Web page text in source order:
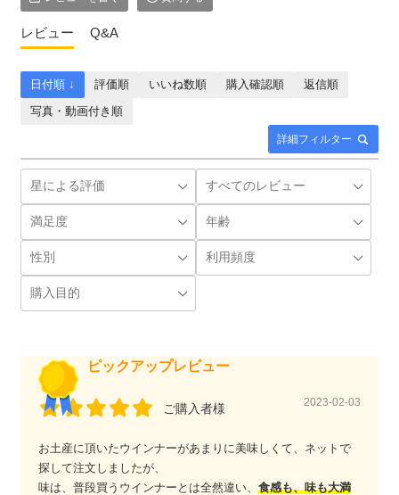
レビュー Q&A
詳細フィルター
日付順 ↓ 評価順 いいね数順 購入確認順
返信順
写真・動画付き順
ピックアップレビュー
ご購入者様 2023-02-03
お土産に頂いたウインナーがあまりに美味しくて、ネットで
探して注文しましたが、
味は、普段買うウインナーとは全然違い、食感も、味も大満